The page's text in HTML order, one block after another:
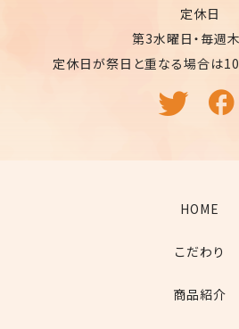
定休日
第3水曜日・毎週
定休日が祭日と重なる場合は
HOME
こだわり
商品紹介